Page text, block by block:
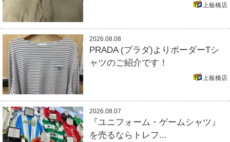
上板橋店
2026.08.08
PRADA (プラダ)よりボーダーTシ
ャツのご紹介です！
上板橋店
2026.08.07
『ユニフォーム・ゲームシャツ』
を売るならトレフ...